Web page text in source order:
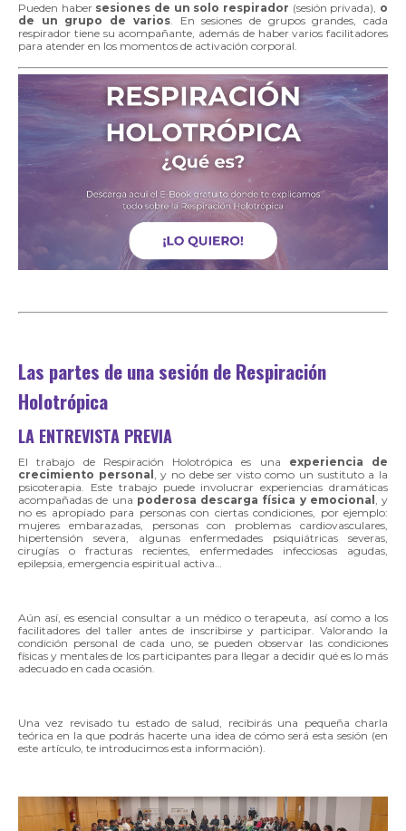
Pueden haber sesiones de un solo respirador (sesión privada), o
de un grupo de varios. En sesiones de grupos grandes, cada
respirador tiene su acompañante, además de haber varios facilitadores
para atender en los momentos de activación corporal.
Las partes de una sesión de Respiración
Holotrópica
LA ENTREVISTA PREVIA
El trabajo de Respiración Holotrópica es una experiencia de
crecimiento personal
, y no debe ser visto como un sustituto a la
psicoterapia. Este trabajo puede involucrar experiencias dramáticas
acompañadas de una poderosa descarga física y emocional
, y
no es apropiado para personas con ciertas condiciones, por ejemplo:
mujeres embarazadas, personas con problemas cardiovasculares,
hipertensión severa, algunas enfermedades psiquiátricas severas,
cirugías o fracturas recientes, enfermedades infecciosas agudas,
epilepsia, emergencia espiritual activa…
Aún así, es esencial consultar a un médico o terapeuta, así como a los
facilitadores del taller antes de inscribirse y participar. Valorando la
condición personal de cada uno, se pueden observar las condiciones
físicas y mentales de los participantes para llegar a decidir qué es lo más
adecuado en cada ocasión.
Una vez revisado tu estado de salud, recibirás una pequeña charla
teórica en la que podrás hacerte una idea de cómo será esta sesión (en
este artículo, te introducimos esta información).